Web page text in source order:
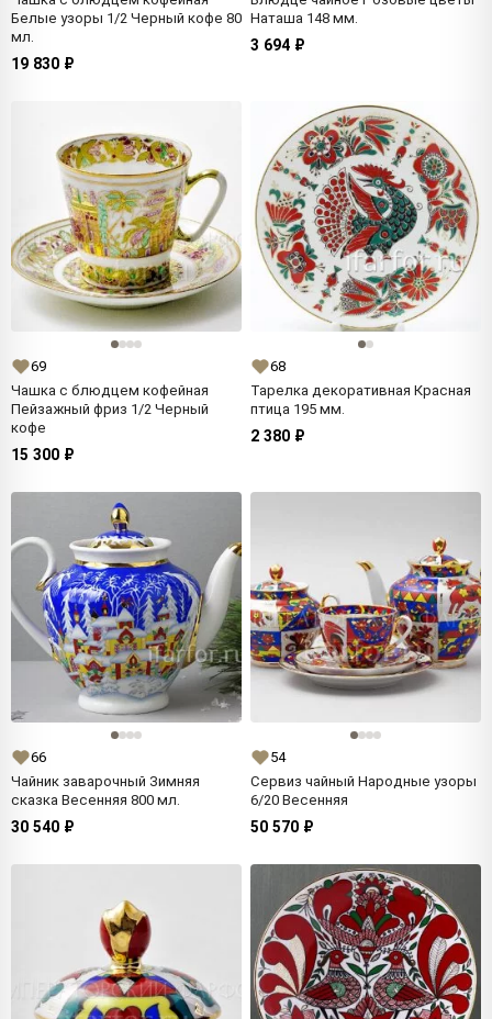
Белые узоры 1/2 Черный кофе 80
мл.
19 830 ₽
Наташа 148 мм.
3 694 ₽
69
Чашка с блюдцем кофейная
Пейзажный фриз 1/2 Черный
кофе
15 300 ₽
68
Тарелка декоративная Красная
птица 195 мм.
2 380 ₽
66
Чайник заварочный Зимняя
сказка Весенняя 800 мл.
30 540 ₽
54
Сервиз чайный Народные узоры
6/20 Весенняя
50 570 ₽